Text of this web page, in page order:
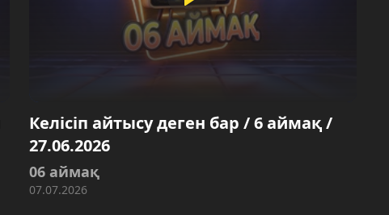
Келісіп айтысу деген бар / 6 аймақ /
27.06.2026
06 аймақ
07.07.2026